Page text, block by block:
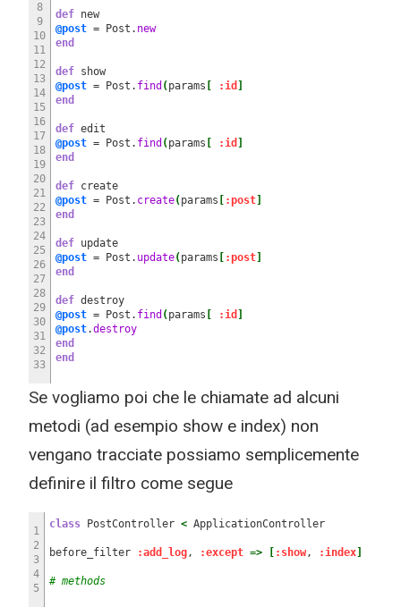
8
9
10
11
12
13
14
15
16
17
18
19
20
21
22
23
24
25
26
27
28
29
30
31
32
33
def new
@post = Post. new
end
def show
@post = Post. find ( params :id
end
def edit
@post = Post. find ( params :id
end
def create
@post = Post. create( params :post
end
def update
@post = Post. update( params :post
end
def destroy
@post = Post. find ( params :id
@post.destroy
end
end
Se vogliamo poi che le chiamate ad alcuni
metodi (ad esempio show e index) non
vengano tracciate possiamo semplicemente
definire il filtro come segue
1
2
3
4
5
class PostController < ApplicationController
before_filter :add_log, :except => :show, :index
# methods